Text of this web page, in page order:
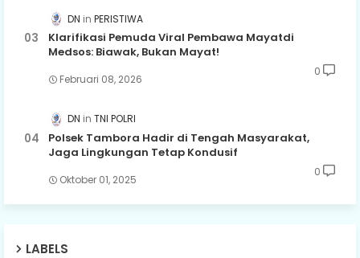
DN PERISTIWA
Klarifikasi Pemuda Viral Pembawa Mayatdi
Medsos: Biawak, Bukan Mayat!
Februari 08, 2026
0
DN TNI POLRI
Polsek Tambora Hadir di Tengah Masyarakat,
Jaga Lingkungan Tetap Kondusif
Oktober 01, 2025
0
LABELS